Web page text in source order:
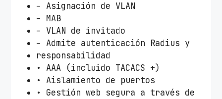
– Asignación de VLAN
– MAB
– VLAN de invitado
– Admite autenticación Radius y
responsabilidad
• AAA (incluido TACACS +)
• Aislamiento de puertos
• Gestión web segura a través de